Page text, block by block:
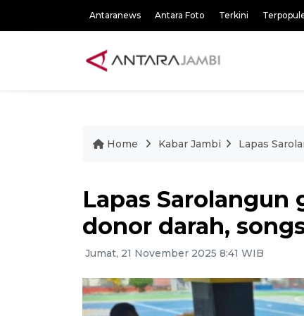
Antaranews Antara Foto Terkini
Home Kabar Jambi Lapas
Lapas
donor darah,
Jumat, 21 November 2025 8:41 WIB